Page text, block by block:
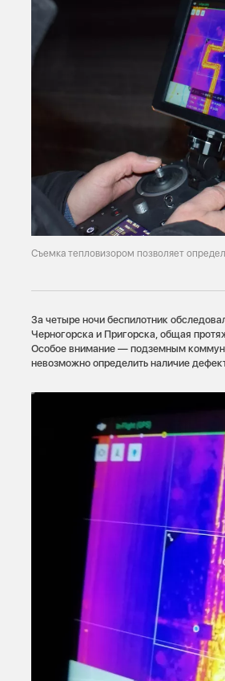
Съемка тепловизором позволяет
За четыре ночи беспилотник
Черногорска и Пригорска, общая
Особое внимание — подземным
невозможно определить наличие